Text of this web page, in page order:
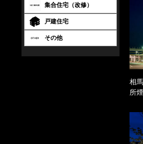
集合住宅（改修）
戸建住宅
その他
相
所